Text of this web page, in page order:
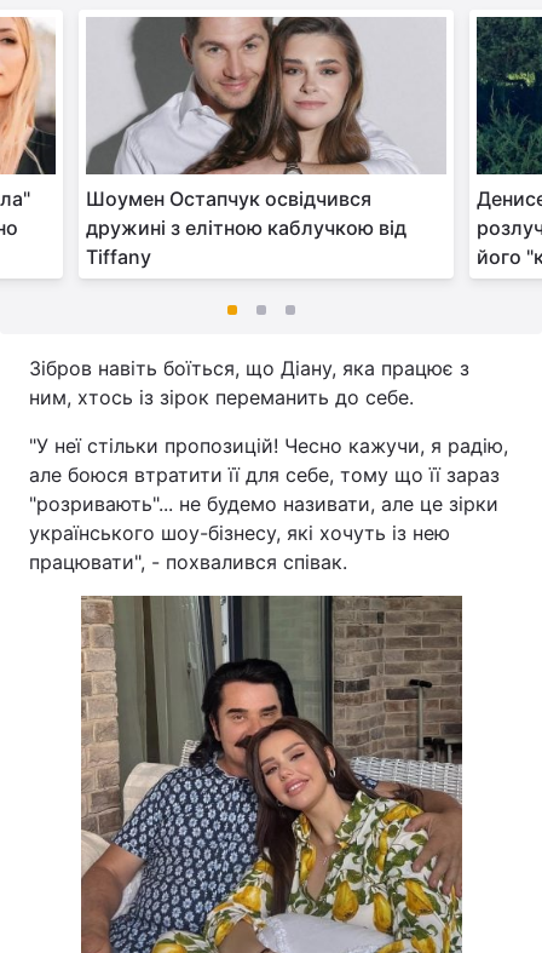
Шоумен Остапчук освідчився
дружині з елітною каблучкою від
Tiffany
його
Зібров навіть боїться, що Діану, яка працює з
ним, хтось із зірок переманить до себе.
"У неї стільки пропозицій! Чесно кажучи, я радію,
але боюся втратити її для себе, тому що її зараз
"розривають"... не будемо називати, але це зірки
українського шоу-бізнесу, які хочуть із нею
працювати", - похвалився співак.